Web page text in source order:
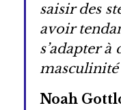
saisir des
avoir
s’adapter à
Noah